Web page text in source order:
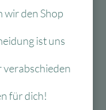
wir den Shop
ist uns
verabschieden
für dich!